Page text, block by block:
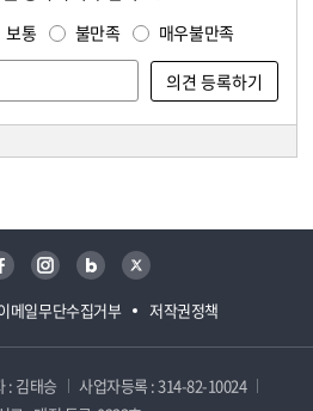
보통 불만족 매우불만족
메일무단수집거부 저작권정책
페이스북 인스타그램 블로그 트위터
: 김태승
사업자등록 : 314-82-10024